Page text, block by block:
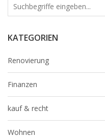
KATEGORIEN
Renovierung
Finanzen
kauf & recht
Wohnen